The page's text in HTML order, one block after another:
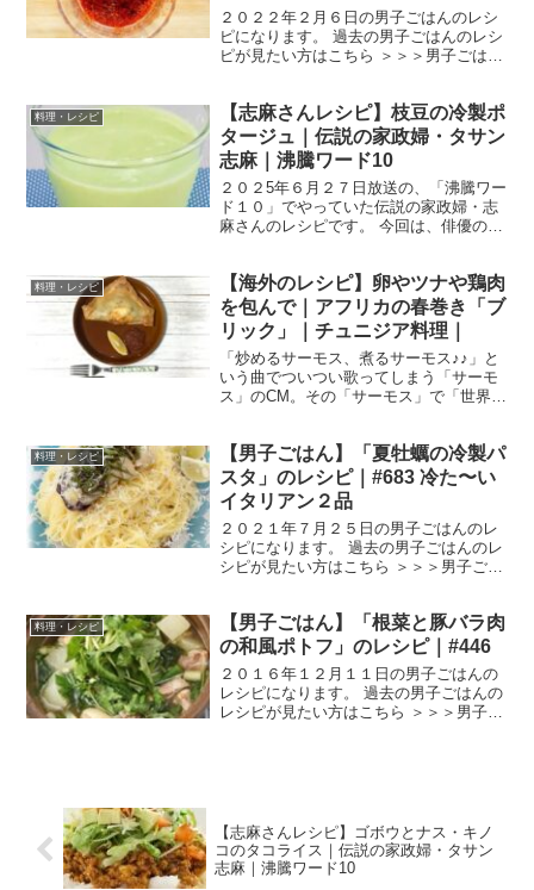
２０２２年２月６日の男子ごはんのレシ
ピになります。 過去の男子ごはんのレシ
ピが見たい方はこちら ＞＞＞男子ごはん
油 １００cc一味唐辛子 大さじ１白い
りごま 大さ...
料理・レシピ
【志麻さんレシピ】枝豆の冷製ポ
タージュ｜伝説の家政婦・タサン
志麻｜沸騰ワード10
２０２5年６月２７日放送の、「沸騰ワー
ド１０」でやっていた伝説の家政婦・志
麻さんのレシピです。 今回は、俳優の當
理SP」です。 では、早速作り方です。
枝豆の冷製ポタ...
料理・レシピ
【海外のレシピ】卵やツナや鶏肉
を包んで｜アフリカの春巻き「ブ
リック」｜チュニジア料理｜
「炒めるサーモス、煮るサーモス♪♪」と
いう曲でついつい歌ってしまう「サーモ
ス」のCM。その「サーモス」で「世界の
モス」というのですが、その曲が呪文み
たいで面白いです...
料理・レシピ
【男子ごはん】「夏牡蠣の冷製パ
スタ」のレシピ｜#683 冷た〜い
イタリアン２品
２０２１年７月２５日の男子ごはんのレ
シピになります。 過去の男子ごはんのレ
シピが見たい方はこちら ＞＞＞男子ごは
０gカッペリーニ １８０gにんにく １
片赤唐辛子 ...
料理・レシピ
【男子ごはん】「根菜と豚バラ肉
の和風ポトフ」のレシピ｜#446
２０１６年１２月１１日の男子ごはんの
レシピになります。 過去の男子ごはんの
レシピが見たい方はこちら ＞＞＞男子ご
【志麻さんレシピ】ゴボウとナス・キノ
コのタコライス｜伝説の家政婦・タサン
志麻｜沸騰ワード10